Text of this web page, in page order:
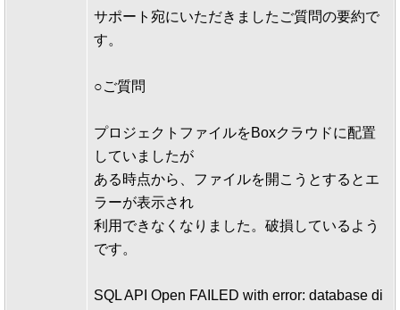
サポート宛にいただきましたご質問の要約で
す。
○ご質問
プロジェクトファイルをBoxクラウドに配置
していましたが
ある時点から、ファイルを開こうとするとエ
ラーが表示され
利用できなくなりました。破損しているよう
です。
SQL API Open FAILED with error: database di